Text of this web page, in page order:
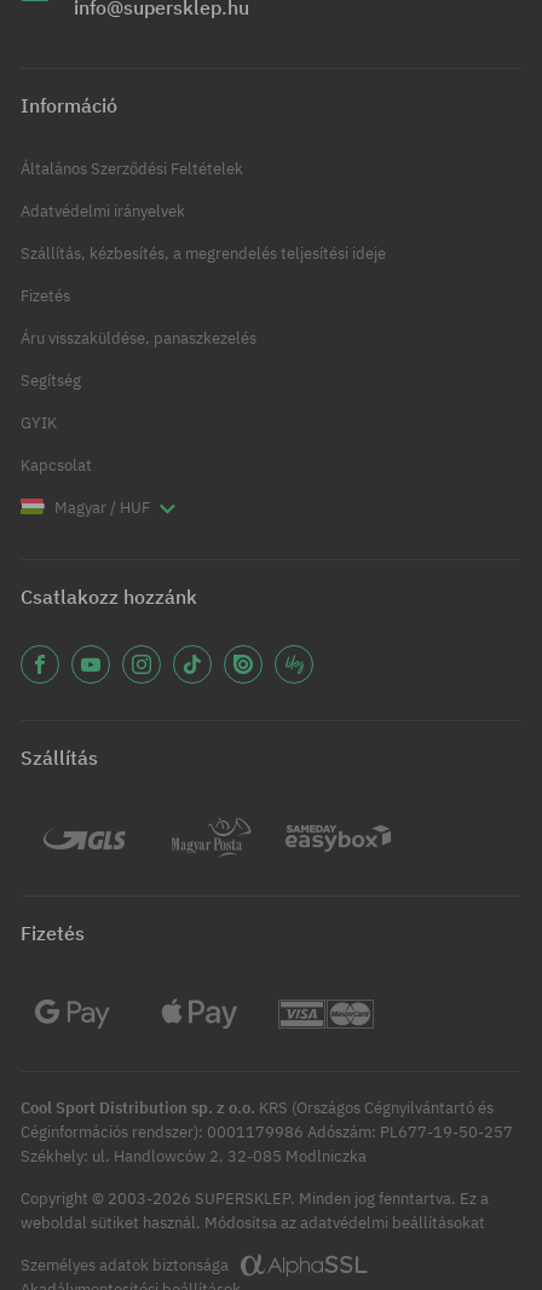
info@supersklep.hu
Információ
Általános Szerződési Feltételek
Adatvédelmi irányelvek
Szállítás, kézbesítés, a megrendelés teljesítési ideje
Fizetés
Áru visszaküldése, panaszkezelés
Segítség
GYIK
Kapcsolat
Magyar / HUF
Csatlakozz hozzánk
Szállítás
Fizetés
Cool Sport Distribution sp. z o.o. KRS (Országos Cégnyilvántartó és
Céginformációs rendszer): 0001179986 Adószám: PL677-19-50-257
Székhely: ul. Handlowców 2, 32-085 Modlniczka
Copyright © 2003-2026 SUPERSKLEP. Minden jog fenntartva. Ez a
weboldal sütiket használ. Módosítsa az adatvédelmi beállításokat
Személyes adatok biztonsága